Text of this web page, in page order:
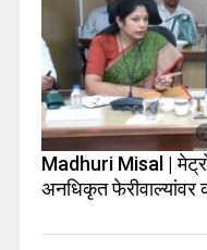
Madhuri Misal |
अनधिकृत फेरीवाल्यांवर